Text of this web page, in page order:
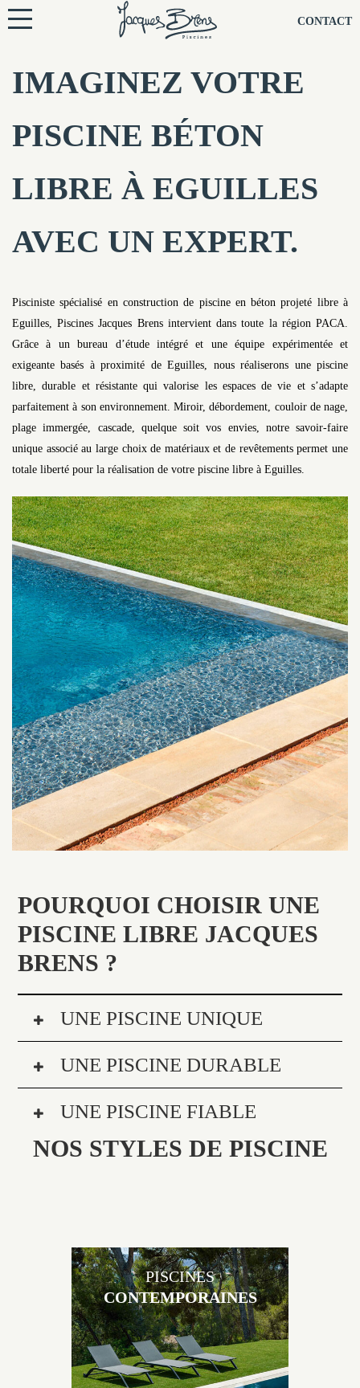
CONTACT
IMAGINEZ VOTRE
PISCINE BÉTON
LIBRE À EGUILLES
AVEC UN EXPERT.
Pisciniste spécialisé en construction de piscine en béton projeté libre à
Eguilles, Piscines Jacques Brens intervient dans toute la région PACA.
Grâce à un bureau d’étude intégré et une équipe expérimentée et
exigeante basés à proximité de Eguilles, nous réaliserons une piscine
libre, durable et résistante qui valorise les espaces de vie et s’adapte
parfaitement à son environnement. Miroir, débordement, couloir de nage,
plage immergée, cascade, quelque soit vos envies, notre savoir-faire
unique associé au large choix de matériaux et de revêtements permet une
totale liberté pour la réalisation de votre piscine libre à Eguilles.
POURQUOI CHOISIR UNE
PISCINE LIBRE JACQUES
BRENS ?
UNE PISCINE UNIQUE
UNE PISCINE DURABLE
UNE PISCINE FIABLE
NOS STYLES DE PISCINE
Les piscines en béton contemporaines Jacques
Brens sont uniques grâce au large choix de
PISCINES
CONTEMPORAINES
NOS PISCINES
NOTRE TECHNIQUE
NOS CONSEILS
NOS AGENCES